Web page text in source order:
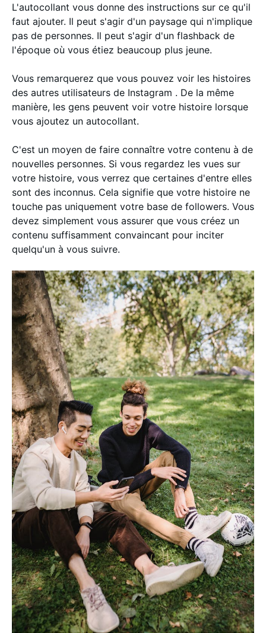
L'autocollant vous donne des instructions sur ce qu'il
faut ajouter. Il peut s'agir d'un paysage qui n'implique
pas de personnes. Il peut s'agir d'un flashback de
l'époque où vous étiez beaucoup plus jeune.
Vous remarquerez que vous pouvez voir les histoires
des autres utilisateurs de Instagram . De la même
manière, les gens peuvent voir votre histoire lorsque
vous ajoutez un autocollant.
C'est un moyen de faire connaître votre contenu à de
nouvelles personnes. Si vous regardez les vues sur
votre histoire, vous verrez que certaines d'entre elles
sont des inconnus. Cela signifie que votre histoire ne
touche pas uniquement votre base de followers. Vous
devez simplement vous assurer que vous créez un
contenu suffisamment convaincant pour inciter
quelqu'un à vous suivre.